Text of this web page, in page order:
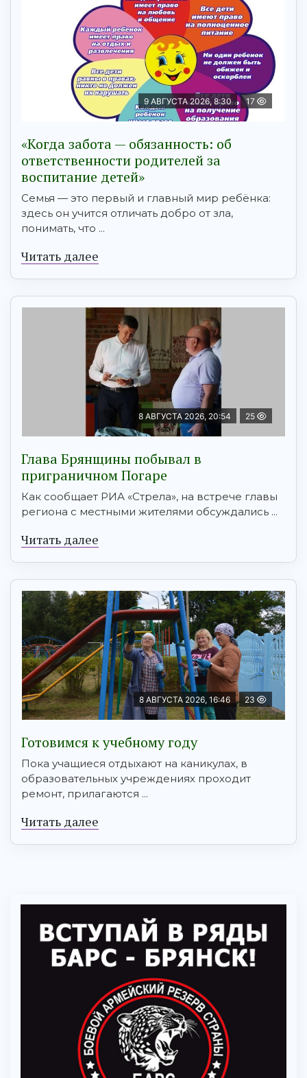
9 АВГУСТА 2026, 8:30 17
«Когда забота — обязанность: об
ответственности родителей за
воспитание детей»
Семья — это первый и главный мир ребёнка:
здесь он учится отличать добро от зла,
понимать, что ...
Читать далее
8 АВГУСТА 2026, 20:54 25
Глава Брянщины побывал в
приграничном Погаре
Как сообщает РИА «Стрела», на встрече главы
региона с местными жителями обсуждались ...
Читать далее
8 АВГУСТА 2026, 16:46 23
Готовимся к учебному году
Пока учащиеся отдыхают на каникулах, в
образовательных учреждениях проходит
ремонт, прилагаются ...
Читать далее